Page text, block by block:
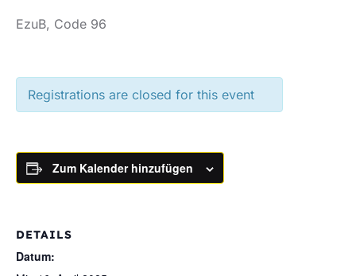
EzuB, Code 96
Registrations are closed for this event
Zum Kalender hinzufügen
DETAILS
Datum: